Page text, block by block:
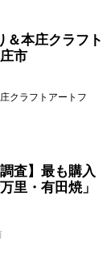
＆本庄クラフト
市
クラフトアートフ
査】最も購入
里・有田焼」